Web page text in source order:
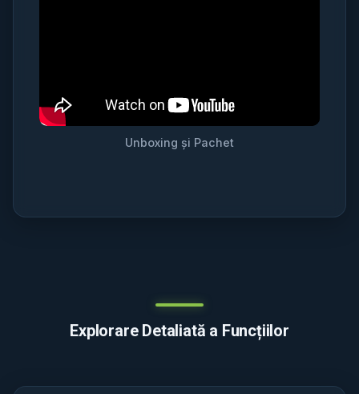
Unboxing și Pachet
Explorare Detaliată a Funcțiilor